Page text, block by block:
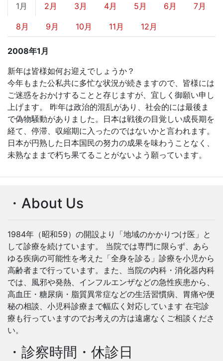
1月 2月 3月 4月 5月 6月 7月
8月 9月 10月 11月 12月
2008年1月
新年は皆様如何お迎えでしょうか？
今年もまた公私共に多忙な状況が続きますので、皆様には
ご迷惑をおかけすることと存じますが、宜しく御願い申し
上げます。 昨年は政治的混乱があり、社会的には最後ま
で偽物騒動がありました。日本は戦後の目覚しい成長期を
経て、停滞、収縮期に入ったのではないかと言われます。
日本が円熟した日本国民の努力の成果を味わうことなく、
未熟なままで朽ち果てることがないよう願っています。
・About Us
1984年（昭和59）の開設より「地域のかかりつけ医」と
して診療を続けています。 当院では専門に限らず、あら
ゆる疾病の可能性を考えた「全身を診る」診療を小児から
高齢者まで行っています。また、当院の内科・消化器内科
では、風邪や発熱、インフルエンザなどの急性疾患から、
高血圧・糖尿病・脂質異常症などの生活習慣病、胃痛や便
秘の相談、小児科診療まで幅広く対応しています 在宅診
療も行っていますのでお考えの方は遠慮なくご相談くださ
い。
・診察時間・休診日